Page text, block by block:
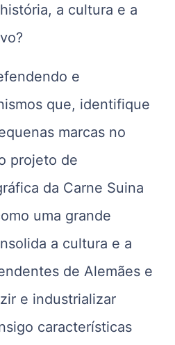
a cultura e a
e
que, identifique
marcas no
projeto de
da Carne Suina
uma grande
a cultura e a
de Alemães e
e industrializar
características